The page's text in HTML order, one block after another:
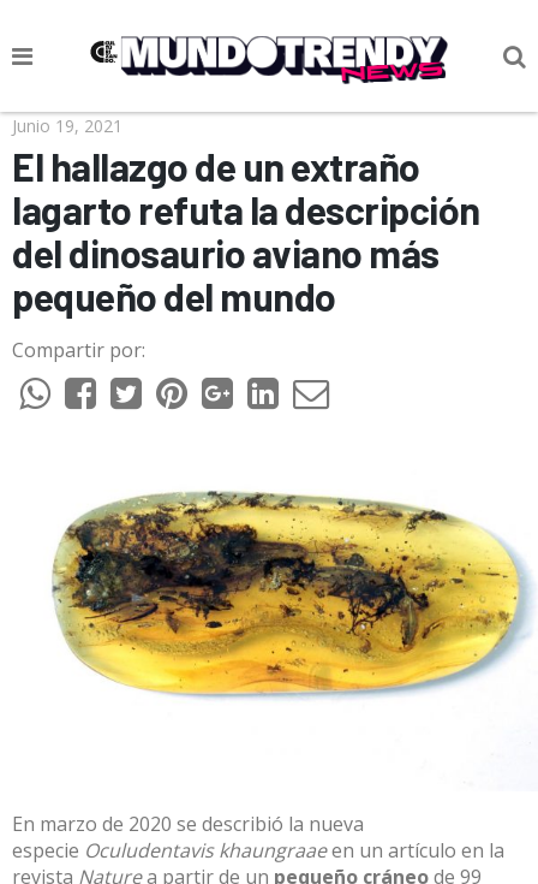
NOTICIAS
CULTURA POP
CIENCIA Y TECNOLOGÍA
VIDA
SOCIEDAD
CULTURIZANDO.COM
Junio 19, 2021
El hallazgo de un extraño
lagarto refuta la descripción
del dinosaurio aviano más
pequeño del mundo
Compartir por:
En marzo de 2020 se describió la nueva
especie Oculudentavis khaungraaeen un artículo en la
revista Naturea partir de un pequeño cráneode 99